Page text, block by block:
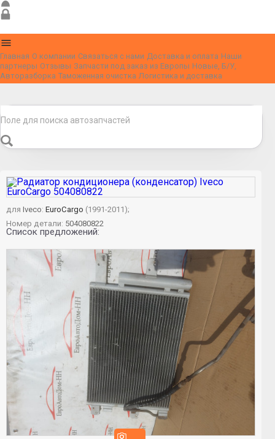
Главная О компании Связаться с нами Доставка и оплата Наши
партнеры Отзывы Запчасти под заказ из Европы Новые, Б/У,
Авторазборка Таможенная очистка Логистика и доставка
для Iveco: EuroCargo (1991-2011);
Номер детали: 504080822
Список предложений: